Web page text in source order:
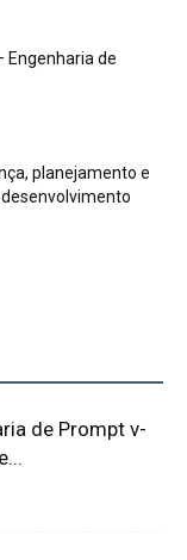
Engenharia de
planejamento e
de Prompt v-